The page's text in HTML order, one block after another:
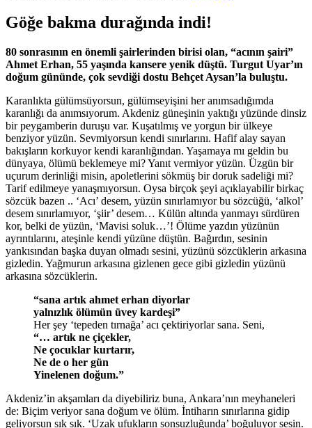
Göğe bakma durağında indi!
80 sonrasının en önemli şairlerinden birisi olan, “acının şairi”
Ahmet Erhan, 55 yaşında kansere yenik düştü. Turgut Uyar’ın
doğum gününde, çok sevdiği dostu Behçet Aysan’la buluştu.
Karanlıkta gülümsüyorsun, gülümseyişini her anımsadığımda
karanlığı da anımsıyorum. Akdeniz güneşinin yaktığı yüzünde dinsiz
bir peygamberin duruşu var. Kuşatılmış ve yorgun bir ülkeye
benziyor yüzün. Sevmiyorsun kendi sınırlarını. Hafif alay sayan
bakışların korkuyor kendi karanlığından. Yaşamaya mı geldin bu
dünyaya, ölümü beklemeye mi? Yanıt vermiyor yüzün. Üzgün bir
uçurum derinliği misin, apoletlerini sökmüş bir doruk sadeliği mi?
Tarif edilmeye yanaşmıyorsun. Oysa birçok şeyi açıklayabilir birkaç
sözcük bazen .. ‘Acı’ desem, yüzün sınırlamıyor bu sözcüğü, ‘alkol’
desem sınırlamıyor, ‘şiir’ desem… Külün altında yanmayı sürdüren
kor, belki de yüzün, ‘Mavisi soluk…’! Ölüme yazdın yüzünün
ayrıntılarını, ateşinle kendi yüzüne düştün. Bağırdın, sesinin
yankısından başka duyan olmadı sesini, yüzünü sözcüklerin arkasına
gizledin. Yağmurun arkasına gizlenen gece gibi gizledin yüzünü
arkasına sözcüklerin.
“sana artık ahmet erhan diyorlar
yalnızlık ölümün üvey kardeşi”
Her şey ‘tepeden tırnağa’ acı çektiriyorlar sana. Seni,
“… artık ne çiçekler,
Ne çocuklar kurtarır,
Ne de o her gün
Yinelenen doğum.”
Akdeniz’in akşamları da diyebiliriz buna, Ankara’nın meyhaneleri
de: Biçim veriyor sana doğum ve ölüm. İntiharın sınırlarına gidip
geliyorsun sık sık. ‘Uzak ufukların sonsuzluğunda’ boğuluyor sesin.